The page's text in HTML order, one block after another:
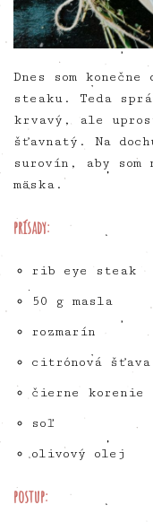
Dnes som
steaku. Teda
krvavý, ale
šťavnatý. Na
surovín, aby som
mäska.
prísady:
rib eye steak
50 g masla
rozmarín
citrónová šťava
čierne korenie
soľ
olivový olej
postup: